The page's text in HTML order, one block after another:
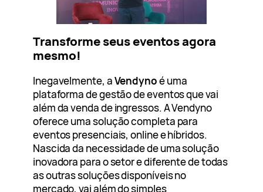
Transforme seus eventos agora
mesmo!
Inegavelmente, aVendynoé uma
plataforma de gestão de eventos que vai
além da venda de ingressos. A Vendyno
oferece uma solução completa para
eventos presenciais, online e híbridos.
Nascida da necessidade de uma solução
inovadora para o setor e diferente de todas
as outras soluções disponíveis no
mercado, vai além do simples